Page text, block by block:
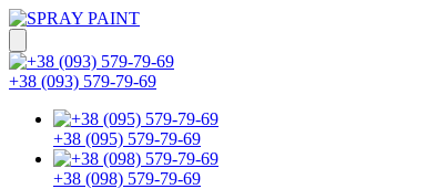
+38 (093) 579-79-69
+38 (095) 579-79-69
+38 (098) 579-79-69